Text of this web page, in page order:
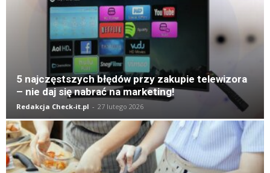
5 najczęstszych błędów przy zakupie telewizora
– nie daj się nabrać na marketing!
Redakcja Check-it.pl - 27 lutego 2026